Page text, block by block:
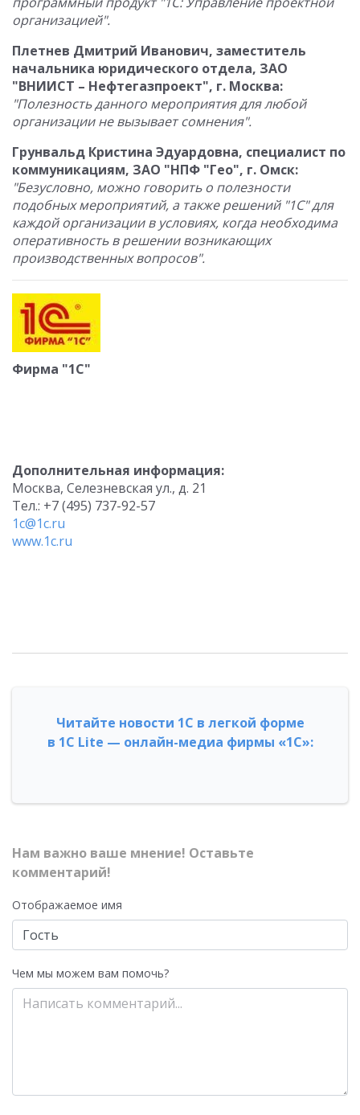
организацией".
Плетнев Дмитрий Иванович, заместитель
начальника юридического отдела, ЗАО
"ВНИИСТ – Нефтегазпроект", г. Москва:
"Полезность данного мероприятия для любой
организации не вызывает сомнения".
Грунвальд Кристина Эдуардовна, специалист по
коммуникациям, ЗАО "НПФ "Гео", г. Омск:
"Безусловно, можно говорить о полезности
подобных мероприятий, а также решений "1С" для
каждой организации в условиях, когда необходима
оперативность в решении возникающих
производственных вопросов".
Фирма "1С"
Дополнительная информация:
Москва, Селезневская ул., д. 21
Тел.: +7 (495) 737-92-57
1c@1c.ru
www.1c.ru
Читайте новости 1С в легкой форме
в 1С Lite — онлайн-медиа фирмы «1С»:
Нам важно ваше мнение! Оставьте
комментарий!
Отображаемое имя
Чем мы можем вам помочь?